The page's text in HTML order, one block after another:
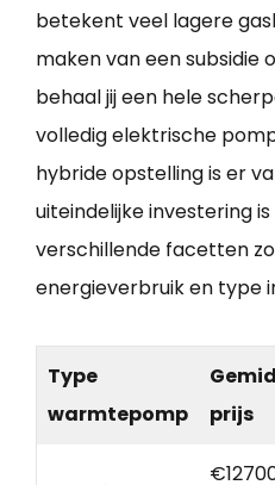
betekent veel lagere
maken van een subsidie
behaal jij een hele
volledig elektrische
hybride opstelling is er
uiteindelijke investering
verschillende facetten
energieverbruik en type
Type
warmtepomp
prijs